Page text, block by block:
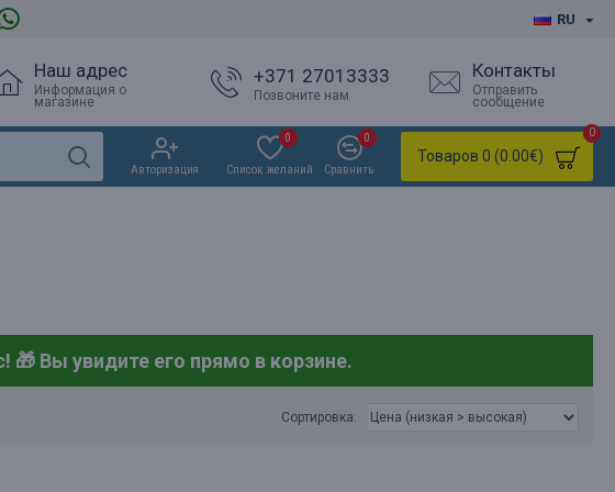
RU
Наш адрес
Информация о
магазине
+371 27013333
Позвоните нам
Контакты
Отправить
сообщение
Авторизация Список желаний
0
Сравнить
0
Товаров 0 (0.00€)
0
🎁 Вы увидите его прямо в корзине.
Сортировка: